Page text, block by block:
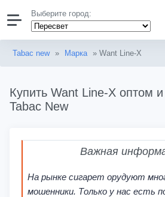
Выберите город:
Tabac new » Марка » Want Line-X
Купить Want Line-X оптом
Tabac New
Важная
На рынке сигарет орудуют
мошенники. Только у нас есть